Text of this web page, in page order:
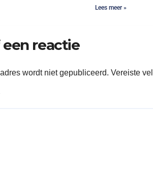
Lees meer »
een reactie
wordt niet gepubliceerd. Vereiste